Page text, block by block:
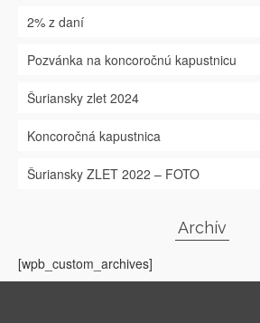
2% z daní
Pozvánka na koncoročnú kapustnicu
Šuriansky zlet 2024
Koncoročná kapustnica
Šuriansky ZLET 2022 – FOTO
Archív
[wpb_custom_archives]